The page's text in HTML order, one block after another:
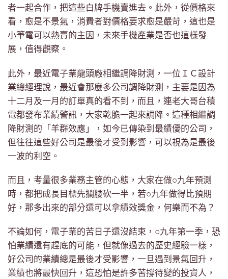
者一起合作，把這些白牌手機賣進去。此外，從價格來
看，愈是不景氣，消費者對價格要求愈是嚴苛，這也是
小筆電可以熱賣的主因，未來手機產業是否也這樣發
展，值得觀察。
此外，最近電子業龍頭廠相繼調降財測，一位ＩＣ設計
業總經理說，最近會那麼多公司調降財測，主要是因為
十二月及一月的訂單真的看不到，而且，連老大哥台積
電都發布業績警訊，大家乾脆一起來調降。這種相繼調
降財測的「羊群效應」，如今已傳染到最績優的公司，
但往往這些好公司是最後才受到影響，可以視為是最後
一波的利空。
而且，考量很多業務主管的心態，大家在做○九年預測
時，都把成長目標先攔腰砍一半，若○九年做得比預期
好，那多出來的部分還可以拿績效獎金，何樂而不為？
不論如何，電子業的苦日子還沒結束，○九年第一季，恐
怕業績還有趕底的可能，但就像過去的歷史經驗一樣，
好公司的業績總是最後才受影響，一旦遇到景氣回升，
業績也將最快回升，這恐怕是許多苦撐待變的投資人，